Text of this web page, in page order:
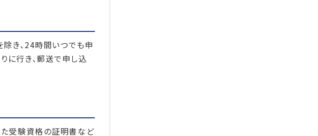
除き、24時間いつでも申
に行き、郵送で申し込
た受験資格の証明書など